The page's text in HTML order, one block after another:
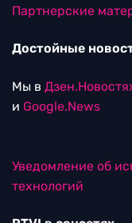
Партнерские
Достойные
Мы в
и Google.News
Уведомление об
технологий